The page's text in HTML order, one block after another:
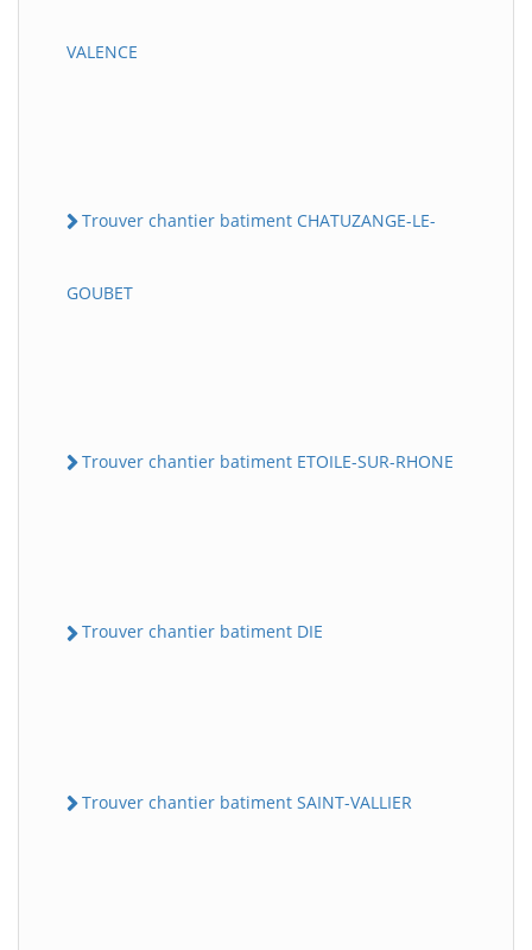
VALENCE
Trouver chantier batiment CHATUZANGE-LE-
GOUBET
Trouver chantier batiment ETOILE-SUR-RHONE
Trouver chantier batiment DIE
Trouver chantier batiment SAINT-VALLIER